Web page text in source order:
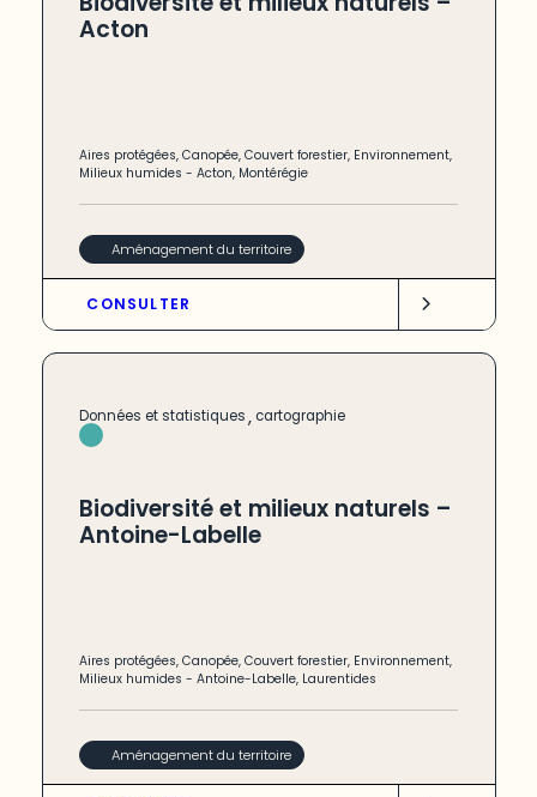
Acton
Aires protégées,Canopée,Couvert forestier, Environnement,
Milieux humides -Acton, Montérégie
Aménagement du territoire
CONSULTER
Données et statistiques, cartographie
Biodiversité et milieux naturels –
Antoine-Labelle
Aires protégées,Canopée,Couvert forestier, Environnement,
Milieux humides -Antoine-Labelle, Laurentides
Aménagement du territoire